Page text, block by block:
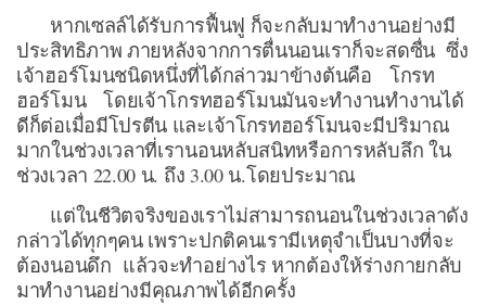
หากเซลล์ได้รับการฟื้นฟู ก็จะกลับมาทำงานอย่างมี
ประสิทธิภาพ ภายหลังจากการตื่นนอนเราก็จะสดซื่น ซึ่ง
เจ้าฮอร์โมนชนิดหนึ่งที่ได้กล่าวมาข้างต้นคือ โกรท
ฮอร์โมน โดยเจ้าโกรทฮอร์โมนมันจะทำงานทำงานได้
ดีก็ต่อเมื่อมีโปรตีน และเจ้าโกรทฮอร์โมนจะมีปริมาณ
มากในช่วงเวลาที่เรานอนหลับสนิทหรือการหลับลึก ใน
ช่วงเวลา 22.00 น. ถึง 3.00 น.โดยประมาณ
แต่ในชีวิตจริงของเราไม่สามารถนอนในช่วงเวลาดัง
กล่าวได้ทุกๆคน เพราะปกติคนเรามีเหตุจำเป็นบางที่จะ
ต้องนอนดึก แล้วจะทำอย่างไร หากต้องให้ร่างกายกลับ
มาทำงานอย่างมีคุณภาพได้อีกครั้ง